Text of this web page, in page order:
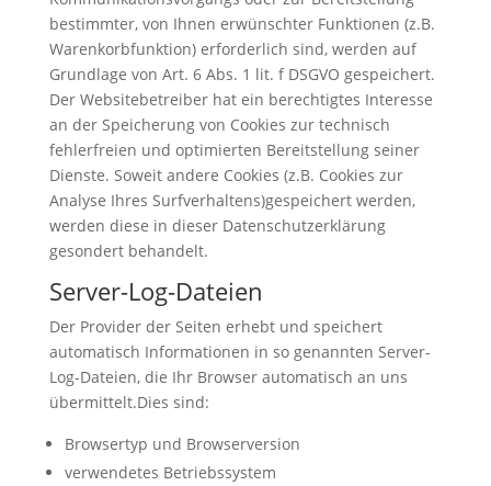
bestimmter, von Ihnen erwünschter Funktionen (z.B.
Warenkorbfunktion) erforderlich sind, werden auf
Grundlage von Art. 6 Abs. 1 lit. f DSGVO gespeichert.
Der Websitebetreiber hat ein berechtigtes Interesse
an der Speicherung von Cookies zur technisch
fehlerfreien und optimierten Bereitstellung seiner
Dienste. Soweit andere Cookies (z.B. Cookies zur
Analyse Ihres Surfverhaltens)gespeichert werden,
werden diese in dieser Datenschutzerklärung
gesondert behandelt.
Server-Log-Dateien
Der Provider der Seiten erhebt und speichert
automatisch Informationen in so genannten Server-
Log-Dateien, die Ihr Browser automatisch an uns
übermittelt.Dies sind:
Browsertyp und Browserversion
verwendetes Betriebssystem